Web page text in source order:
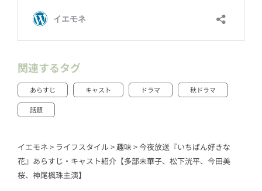
関連するタグ
あらすじ キャスト ドラマ 秋ドラマ
話題
イエモネ > ライフスタイル>趣味>今夜放送『いちばん好きな
花』あらすじ・キャスト紹介【多部未華子、松下洸平、今田美
桜、神尾楓珠主演】